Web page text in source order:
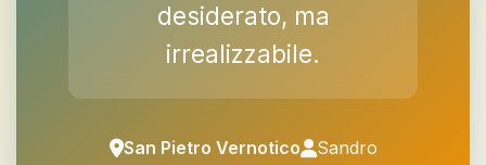
desiderato, ma
irrealizzabile.
San Pietro Vernotico Sandro